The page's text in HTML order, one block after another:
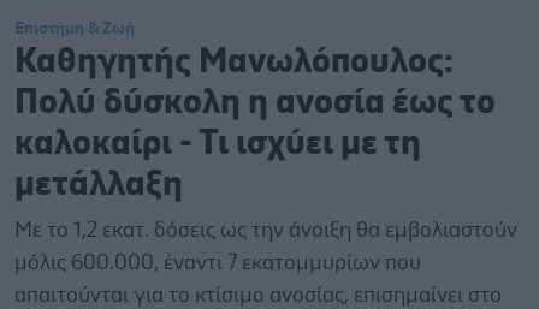
Επιστήμη & Ζωή
Καθηγητής Μανωλόπουλος:
Πολύ δύσκολη η ανοσία έως το
καλοκαίρι - Τι ισχύει με τη
μετάλλαξη
Με το 1,2 εκατ. δόσεις ως την άνοιξη θα εμβολιαστούν
μόλις 600.000, έναντι 7 εκατομμυρίων που
απαιτούνται για το κτίσιμο ανοσίας, επισημαίνει στο